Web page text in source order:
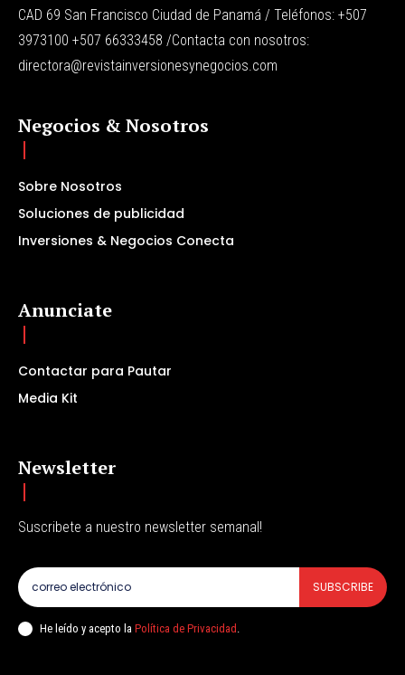
CAD 69 San Francisco Ciudad de Panamá / Teléfonos: +507
3973100 +507 66333458 /Contacta con nosotros:
directora@revistainversionesynegocios.com
Negocios & Nosotros
Sobre Nosotros
Soluciones de publicidad
Inversiones & Negocios Conecta
Anunciate
Contactar para Pautar
Media Kit
Newsletter
Suscribete a nuestro newsletter semanal!
SUBSCRIBE
He leído y acepto la Política de Privacidad